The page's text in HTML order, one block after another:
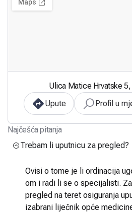
Ulica Matice Hrvatske
Upute
Profil u
Najčešća pitanja
Trebam li uputnicu za pregled?
Ovisi o tome je li ordinacija
om i radi li se o specijalisti.
pregled na teret osiguranja
izabrani liječnik opće